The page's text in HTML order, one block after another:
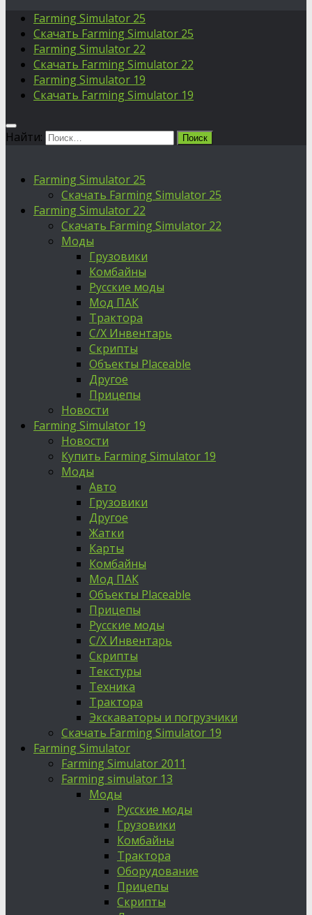
Farming Simulator 25
Скачать Farming Simulator 25
Farming Simulator 22
Скачать Farming Simulator 22
Farming Simulator 19
Скачать Farming Simulator 19
Найти:
Farming Simulator 25
Скачать Farming Simulator 25
Farming Simulator 22
Скачать Farming Simulator 22
Моды
Грузовики
Комбайны
Русские моды
Мод ПАК
Трактора
С/Х Инвентарь
Скрипты
Объекты Placeable
Другое
Прицепы
Новости
Farming Simulator 19
Новости
Купить Farming Simulator 19
Моды
Авто
Грузовики
Другое
Жатки
Карты
Комбайны
Мод ПАК
Объекты Placeable
Прицепы
Русские моды
С/Х Инвентарь
Скрипты
Текстуры
Техника
Трактора
Экскаваторы и погрузчики
Скачать Farming Simulator 19
Farming Simulator
Farming Simulator 2011
Farming simulator 13
Моды
Русские моды
Грузовики
Комбайны
Трактора
Оборудование
Прицепы
Скрипты